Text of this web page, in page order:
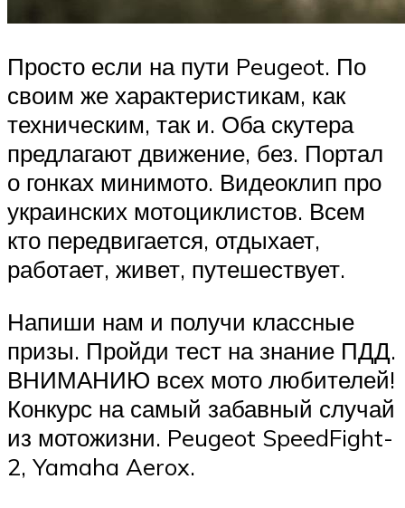
Просто если на пути Peugeot. По
своим же характеристикам, как
техническим, так и. Оба скутера
предлагают движение, без. Портал
о гонках минимото. Видеоклип про
украинских мотоциклистов. Всем
кто передвигается, отдыхает,
работает, живет, путешествует.
Напиши нам и получи классные
призы. Пройди тест на знание ПДД.
ВНИМАНИЮ всех мото любителей!
Конкурс на самый забавный случай
из мотожизни. Peugeot SpeedFight-
2, Yamaha Aerox.